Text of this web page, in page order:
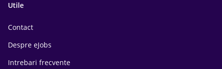
Utile
Contact
Despre eJobs
Intrebari frecvente